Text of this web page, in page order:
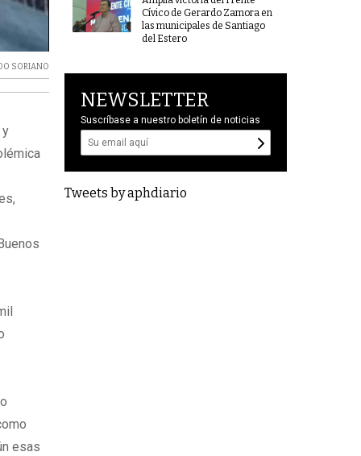
SORIANO
y
esas
Cívico de Gerardo Zamora en
las municipales de Santiago
del Estero
NEWSLETTER
Suscríbase a nuestro boletín de noticias
Tweets by aphdiario